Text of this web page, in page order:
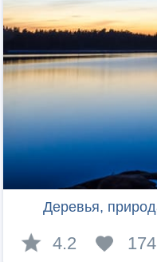
Деревья,
4.2 174